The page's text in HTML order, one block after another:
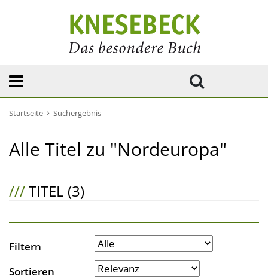
Startseite Suchergebnis
Alle Titel zu "Nordeuropa"
///TITEL (3)
Filtern
Sortieren